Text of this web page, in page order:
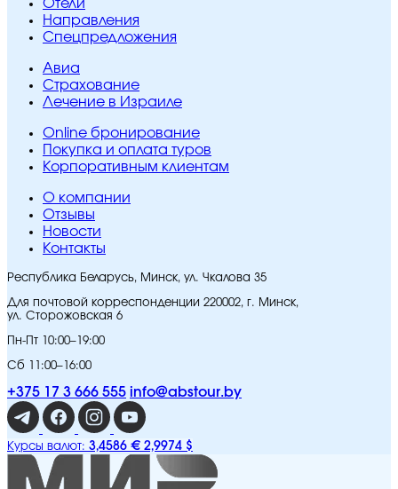
Отели
Направления
Спецпредложения
Авиа
Страхование
Лечение в Израиле
Online бронирование
Покупка и оплата туров
Корпоративным клиентам
O компании
Отзывы
Новости
Контакты
Республика Беларусь, Минск, ул. Чкалова 35
Для почтовой корреспонденции 220002, г. Минск,
ул. Сторожовская 6
Пн-Пт 10:00–19:00
Сб 11:00–16:00
+375 17 3 666 555 info@abstour.by
Курсы валют: 3,4586 € 2,9974 $